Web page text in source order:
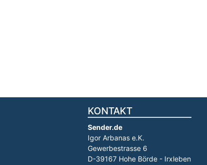
KONTAKT
Sender.de
Igor Arbanas e.K.
Gewerbestrasse 6
D-39167 Hohe Börde - Irxleben